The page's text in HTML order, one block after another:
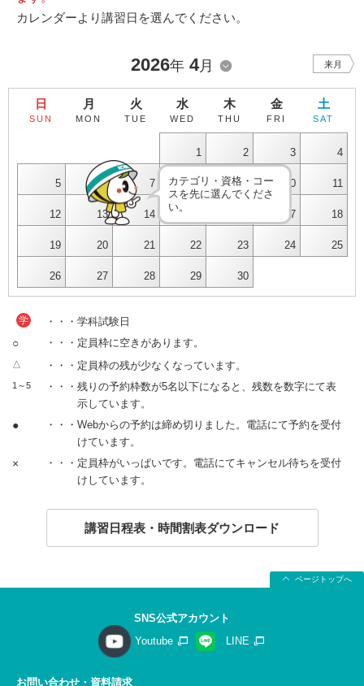
カレンダーより講習日を選んでください。
2026年 4月 来月
日
SUN
月
MON
火
TUE
水
WED
木
THU
金
FRI
土
SAT
1 2 3 4
5 6 7 8 9 10 11
12 13 14 17 18
19 20 21 22 23 24 25
26 27 28 29 30
カテゴリ・資格・コー
スを先に選んでくださ
い。
学 ・・・学科試験日
○ ・・・定員枠に空きがあります。
△ ・・・定員枠の残が少なくなっています。
1～5
・・・残りの予約枠数が5名以下になると、残数を数字にて表
示しています。
●
・・・Webからの予約は締め切りました。電話にて予約を受付
けています。
×
・・・定員枠がいっぱいです。電話にてキャンセル待ちを受付
けしています。
講習日程表・時間割表ダウンロード
ページトップへ
SNS公式アカウント
Youtube
LINE
お問い合わせ・資料請求